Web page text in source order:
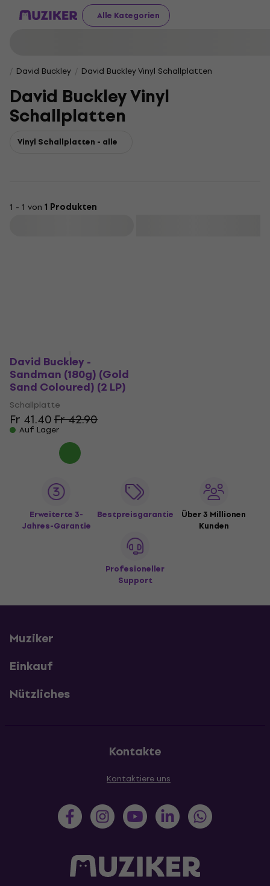
Alle Kategorien
David Buckley David Buckley Vinyl Schallplatten
David Buckley Vinyl
Schallplatten
Vinyl Schallplatten - alle
1 - 1 von 1 Produkten
David Buckley -
Sandman (180g) (Gold
Sand Coloured) (2 LP)
Schallplatte
Fr 41.40Fr 42.90
Auf Lager
Erweiterte 3-
Jahres-Garantie
Bestpreisgarantie
Über 3 Millionen
Kunden
Profesioneller
Support
Muziker
Einkauf
Nützliches
Kontakte
Kontaktiere uns